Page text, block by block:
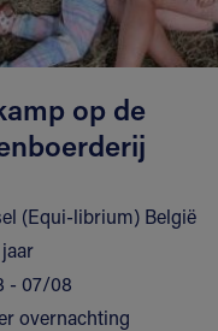
op de
(Equi-librium) België
- 07/08
overnachting